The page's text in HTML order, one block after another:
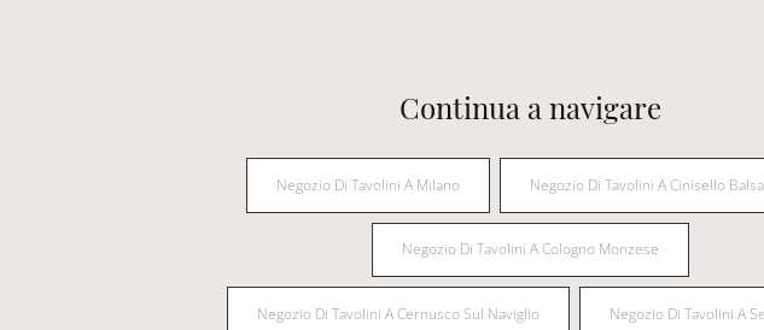
Continua a navigare
Negozio Di Tavolini A Milano Negozio Di Tavolini A Cinisello
Negozio Di Tavolini A Cologno Monzese
Negozio Di Tavolini A Cernusco Sul Naviglio Negozio Di Tavolini A